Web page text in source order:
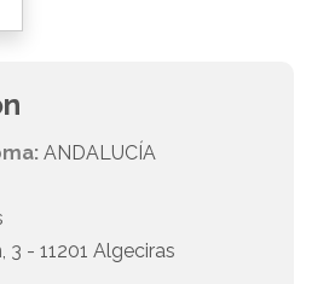
ANDALUCÍA
3 - 11201 Algeciras